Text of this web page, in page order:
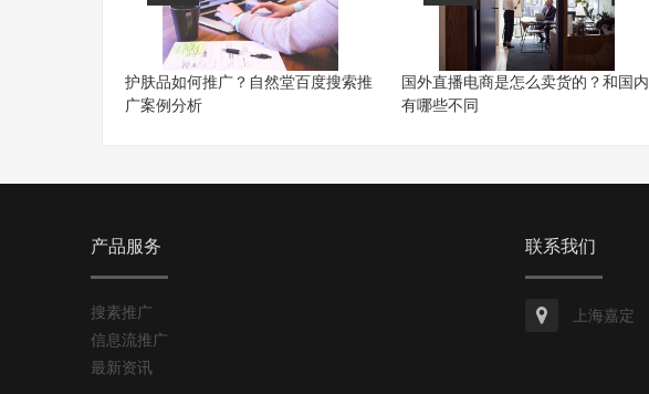
护肤品如何推广？自然堂百度搜索推
广案例分析
国外直播电商是怎么卖货的？和国内
有哪些不同
产品服务
搜素推广
信息流推广
最新资讯
联系我们
上海嘉定